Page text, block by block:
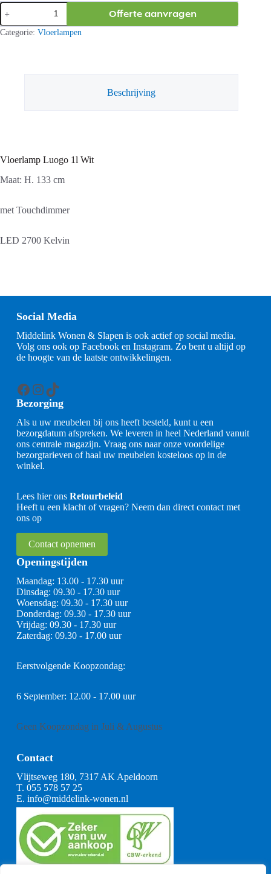
Vloerlamp
Luogo
1l
Wit
Offerte aanvragen
Categorie: Vloerlampen
Beschrijving
Vloerlamp Luogo 1l Wit
Maat: H. 133 cm
met Touchdimmer
LED 2700 Kelvin
Social Media
Middelink Wonen & Slapen is ook actief op social media.
Volg ons ook op Facebook en Instagram. Zo bent u altijd op
de hoogte van de laatste ontwikkelingen.
Facebook
Instagram
TikTok
Bezorging
Als u uw meubelen bij ons heeft besteld, kunt u een
bezorgdatum afspreken. We leveren in heel Nederland vanuit
ons centrale magazijn. Vraag ons naar onze voordelige
bezorgtarieven of haal uw meubelen kosteloos op in de
winkel.
Lees hier ons Retourbeleid
Heeft u een klacht of vragen? Neem dan direct contact met
ons op
Contact opnemen
Openingstijden
Maandag: 13.00 - 17.30 uur
Dinsdag: 09.30 - 17.30 uur
Woensdag: 09.30 - 17.30 uur
Donderdag: 09.30 - 17.30 uur
Vrijdag: 09.30 - 17.30 uur
Zaterdag: 09.30 - 17.00 uur
Eerstvolgende Koopzondag:
6 September: 12.00 - 17.00 uur
Geen Koopzondag in Juli & Augustus
Contact
Vlijtseweg 180, 7317 AK Apeldoorn
T. 055 578 57 25
E. info@middelink-wonen.nl